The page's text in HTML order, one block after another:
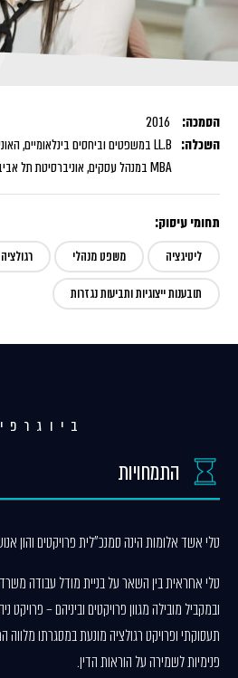
הסמכה:
השכלה: LL.B במשפטים וביחסים בינלאומיים, האוניברסיטה העברית, 2015
MBA במנהל עסקים, אוניברסיטת תל אביב, 2020
תחומי עיסוק:
ליטיגציה משפט מנהלי
תובענות ייצוגיות ותביעות נגזרות
התמחויות
טלי אשד אלומות הינה סמנכ"לית פרויקטים והון
טלי אחראית בין השאר על בניית מודל עבודה
ובמקביל מובילה מגוון פרויקטים וביניהם – פרויקט
תעסוקתי ופרויקט רגולציה מונעת במסגרתו
פנימיות לשמירה על הוראות הדין.